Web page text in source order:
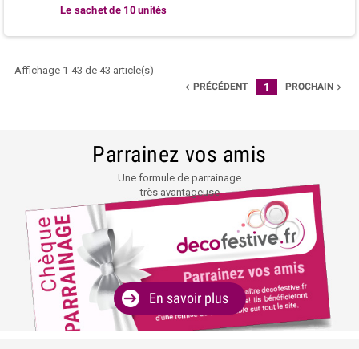
Le sachet de 10 unités
Affichage 1-43 de 43 article(s)
 PRÉCÉDENT 1 PROCHAIN 
Parrainez vos amis
Une formule de parrainage
très avantageuse
En savoir plus